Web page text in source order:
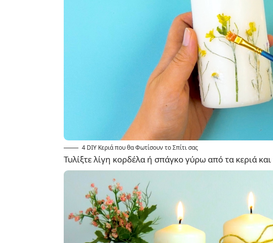
4 DIY Κεριά που θα Φωτίσουν το Σπίτι σας
Τυλίξτε λίγη κορδέλα ή σπάγκο γύρω από τα κεριά